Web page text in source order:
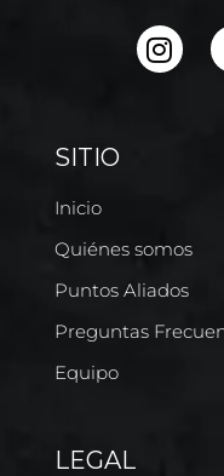
SITIO
Inicio
Quiénes somos
Puntos Aliados
Preguntas
Equipo
LEGAL